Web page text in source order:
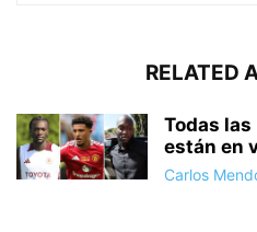
RELATED
Todas
están en
Carlos